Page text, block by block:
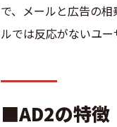
で、メールと広告の
ルでは反応がないユ
■AD2の特徴